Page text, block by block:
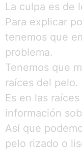
La culpa es de
Para explicar
tenemos que
problema.
Tenemos que
raíces del pelo.
Es en las
información
Así que
pelo rizado o